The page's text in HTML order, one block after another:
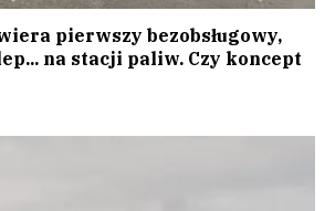
pierwszy bezobsługowy,
na stacji paliw. Czy koncept